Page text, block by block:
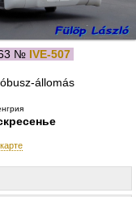
№ IVE-507
állomás